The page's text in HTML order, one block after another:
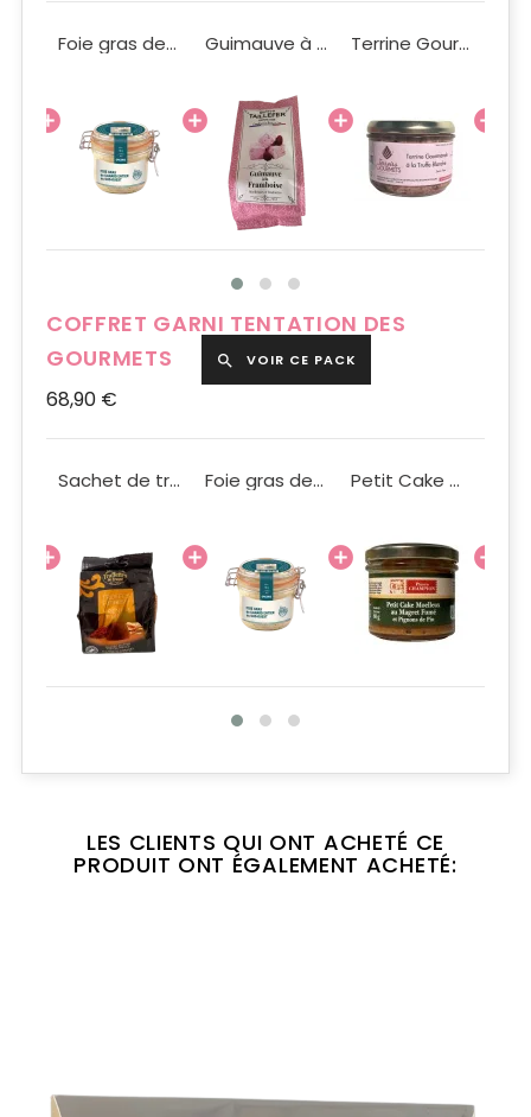
Foie gras de Canard entier IGP 180g Guimauve à la Framboise 60g Terrine Gourmande à la Truffe blanche 180g
COFFRET GARNI TENTATION DES
GOURMETS
 VOIR CE PACK
68,90 €
Sachet de truffes aux éclats de caramel 150g Foie gras de Canard entier IGP 180g Petit Cake Moelleux au Magret Fumé et Pignons de Pin 60g
LES CLIENTS QUI ONT ACHETÉ CE
PRODUIT ONT ÉGALEMENT ACHETÉ: